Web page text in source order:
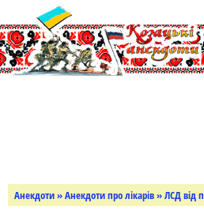
Анекдоти»Анекдоти про лікарів» ЛСД від